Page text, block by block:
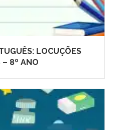
LOCUÇÕES
– 8º ANO